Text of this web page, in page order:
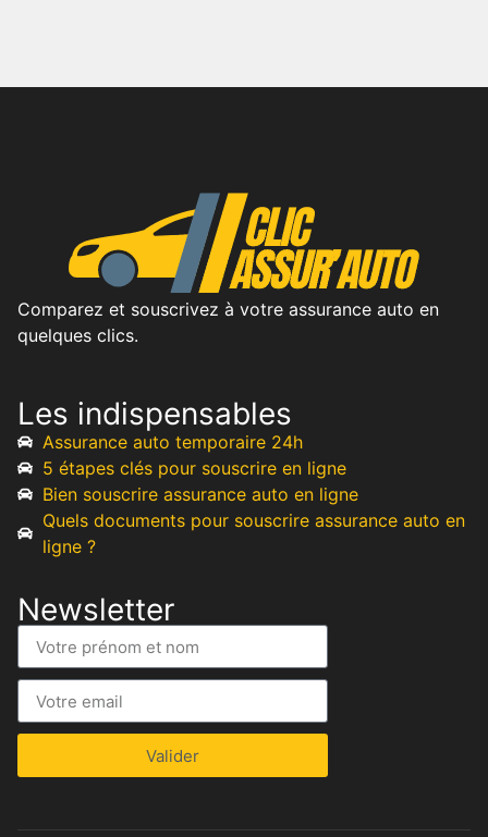
Comparez et souscrivez à votre assurance auto en
quelques clics.
Les indispensables
Assurance auto temporaire 24h
5 étapes clés pour souscrire en ligne
Bien souscrire assurance auto en ligne
Quels documents pour souscrire assurance auto en
ligne ?
Newsletter
Valider